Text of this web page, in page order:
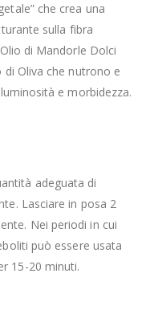
che crea una
sulla fibra
di Mandorle Dolci
di Oliva che nutrono e
e morbidezza.
adeguata di
Lasciare in posa 2
Nei periodi in cui
può essere usata
15-20 minuti.